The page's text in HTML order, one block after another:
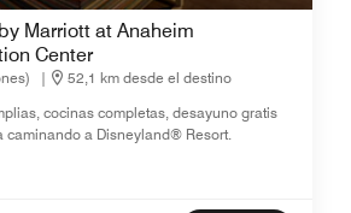
Marriott at Anaheim
Center
|
52,1 km desde el destino
cocinas completas, desayuno gratis
caminando a Disneyland® Resort.